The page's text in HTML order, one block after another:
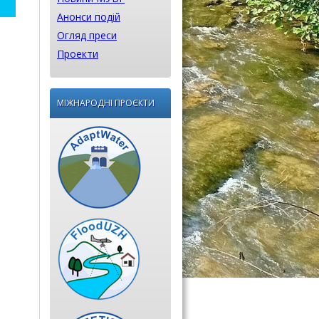
Анонси подій
Огляд преси
Проекти
МІЖНАРОДНІ ПРОЄКТИ